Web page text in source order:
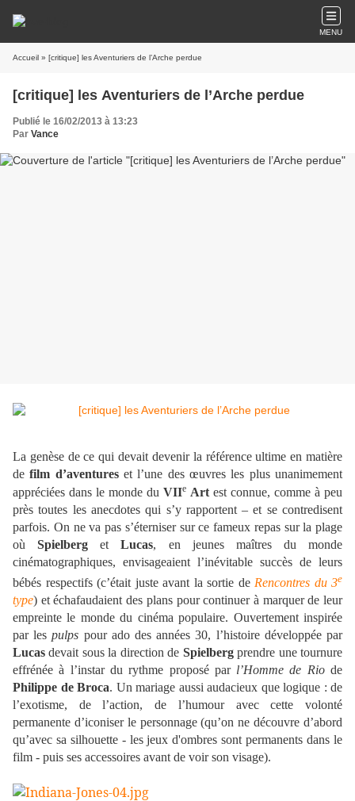
MENU
Accueil » [critique] les Aventuriers de l’Arche perdue
[critique] les Aventuriers de l’Arche perdue
Publié le 16/02/2013 à 13:23
Par Vance
La genèse de ce qui devait devenir la référence ultime en matière
defilm d’aventureset l’une des œuvres les plus unanimement
appréciées dans le monde du VIIe Art est connue, comme à peu
près toutes les anecdotes qui s’y rapportent – et se contredisent
parfois. On ne va pas s’éterniser sur ce fameux repas sur la plage
oùSpielberg etLucas, en jeunes maîtres du monde
cinématographiques, envisageaient l’inévitable succès de leurs
bébés respectifs (c’était juste avant la sortie de Rencontres du 3e
type) et échafaudaient des plans pour continuer à marquer de leur
empreinte le monde du cinéma populaire. Ouvertement inspirée
par lespulps pour ado des années 30, l’histoire développée par
Lucas devait sous la direction de Spielbergprendre une tournure
effrénée à l’instar du rythme proposé par l’Homme de Riode
Philippe de Broca. Un mariage aussi audacieux que logique : de
l’exotisme, de l’action, de l’humour avec cette volonté
permanente d’iconiser le personnage (qu’on ne découvre d’abord
qu’avec sa silhouette - les jeux d'ombres sont permanents dans le
film - puis ses accessoires avant de voir son visage).